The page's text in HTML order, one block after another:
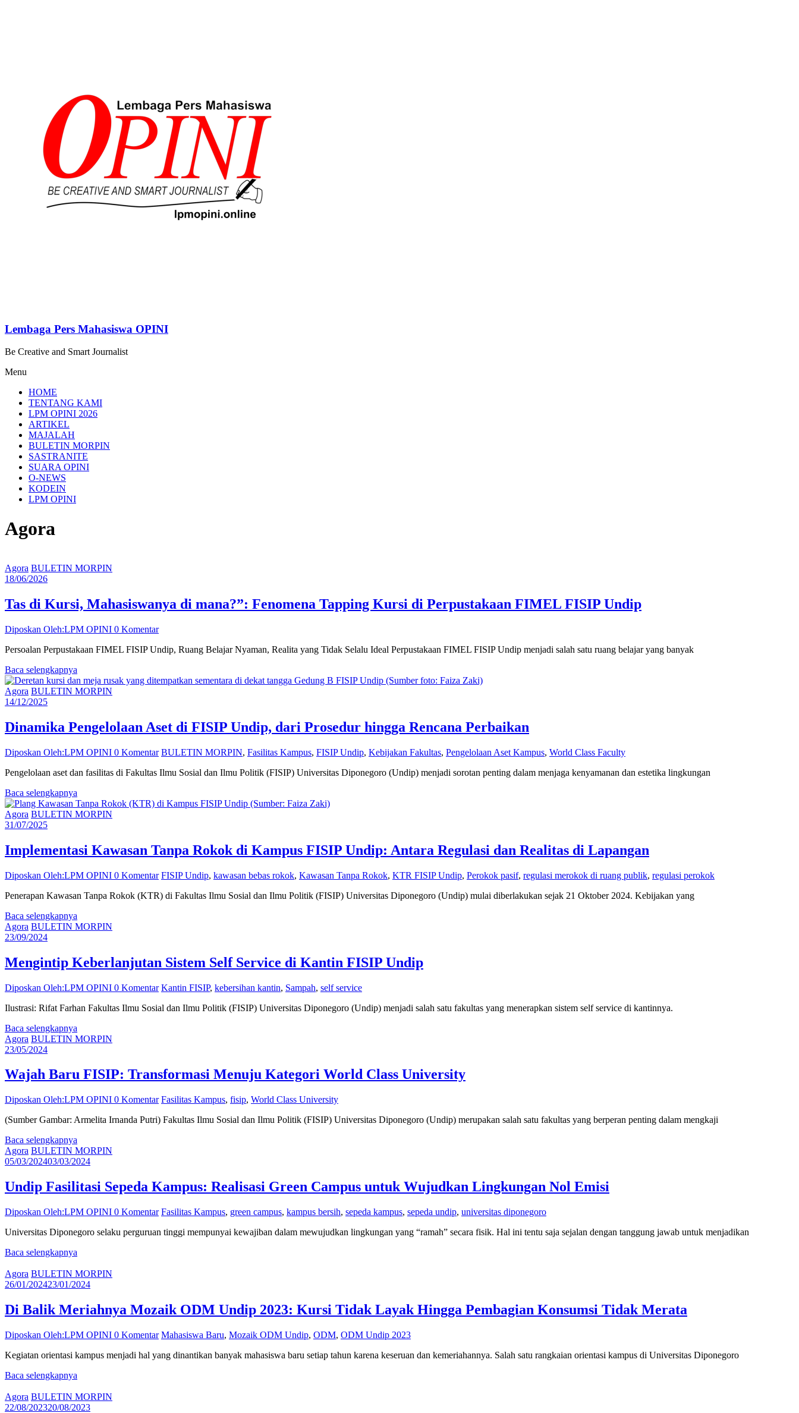
Lembaga Pers Mahasiswa OPINI
Be Creative and Smart Journalist
Menu
HOME
TENTANG KAMI
LPM OPINI 2026
ARTIKEL
MAJALAH
BULETIN MORPIN
SASTRANITE
SUARA OPINI
O-NEWS
KODEIN
LPM OPINI
Agora
Agora BULETIN MORPIN
18/06/2026
Tas di Kursi, Mahasiswanya di mana?”: Fenomena Tapping Kursi di Perpustakaan FIMEL FISIP Undip
Diposkan Oleh:LPM OPINI 0 Komentar
Persoalan Perpustakaan FIMEL FISIP Undip, Ruang Belajar Nyaman, Realita yang Tidak Selalu Ideal Perpustakaan FIMEL FISIP Undip menjadi salah satu ruang belajar yang banyak
Baca selengkapnya
Agora BULETIN MORPIN
14/12/2025
Dinamika Pengelolaan Aset di FISIP Undip, dari Prosedur hingga Rencana Perbaikan
Diposkan Oleh:LPM OPINI 0 Komentar BULETIN MORPIN, Fasilitas Kampus, FISIP Undip, Kebijakan Fakultas, Pengelolaan Aset Kampus, World Class Faculty
Pengelolaan aset dan fasilitas di Fakultas Ilmu Sosial dan Ilmu Politik (FISIP) Universitas Diponegoro (Undip) menjadi sorotan penting dalam menjaga kenyamanan dan estetika lingkungan
Baca selengkapnya
Agora BULETIN MORPIN
31/07/2025
Implementasi Kawasan Tanpa Rokok di Kampus FISIP Undip: Antara Regulasi dan Realitas di Lapangan
Diposkan Oleh:LPM OPINI 0 Komentar FISIP Undip, kawasan bebas rokok, Kawasan Tanpa Rokok, KTR FISIP Undip, Perokok pasif, regulasi merokok di ruang publik, regulasi perokok
Penerapan Kawasan Tanpa Rokok (KTR) di Fakultas Ilmu Sosial dan Ilmu Politik (FISIP) Universitas Diponegoro (Undip) mulai diberlakukan sejak 21 Oktober 2024. Kebijakan yang
Baca selengkapnya
Agora BULETIN MORPIN
23/09/2024
Mengintip Keberlanjutan Sistem Self Service di Kantin FISIP Undip
Diposkan Oleh:LPM OPINI 0 Komentar Kantin FISIP, kebersihan kantin, Sampah, self service
Ilustrasi: Rifat Farhan Fakultas Ilmu Sosial dan Ilmu Politik (FISIP) Universitas Diponegoro (Undip) menjadi salah satu fakultas yang menerapkan sistem self service di kantinnya.
Baca selengkapnya
Agora BULETIN MORPIN
23/05/2024
Wajah Baru FISIP: Transformasi Menuju Kategori World Class University
Diposkan Oleh:LPM OPINI 0 Komentar Fasilitas Kampus, fisip, World Class University
(Sumber Gambar: Armelita Irnanda Putri) Fakultas Ilmu Sosial dan Ilmu Politik (FISIP) Universitas Diponegoro (Undip) merupakan salah satu fakultas yang berperan penting dalam mengkaji
Baca selengkapnya
Agora BULETIN MORPIN
05/03/202403/03/2024
Undip Fasilitasi Sepeda Kampus: Realisasi Green Campus untuk Wujudkan Lingkungan Nol Emisi
Diposkan Oleh:LPM OPINI 0 Komentar Fasilitas Kampus, green campus, kampus bersih, sepeda kampus, sepeda undip, universitas diponegoro
Universitas Diponegoro selaku perguruan tinggi mempunyai kewajiban dalam mewujudkan lingkungan yang “ramah” secara fisik. Hal ini tentu saja sejalan dengan tanggung jawab untuk menjadikan
Baca selengkapnya
Agora BULETIN MORPIN
26/01/202423/01/2024
Di Balik Meriahnya Mozaik ODM Undip 2023: Kursi Tidak Layak Hingga Pembagian Konsumsi Tidak Merata
Diposkan Oleh:LPM OPINI 0 Komentar Mahasiswa Baru, Mozaik ODM Undip, ODM, ODM Undip 2023
Kegiatan orientasi kampus menjadi hal yang dinantikan banyak mahasiswa baru setiap tahun karena keseruan dan kemeriahannya. Salah satu rangkaian orientasi kampus di Universitas Diponegoro
Baca selengkapnya
Agora BULETIN MORPIN
22/08/202320/08/2023